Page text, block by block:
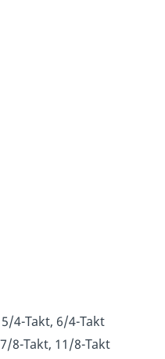
4-Takt, 6/4-Takt
8-Takt, 11/8-Takt